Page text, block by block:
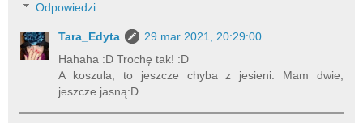
Odpowiedzi
Tara_Edyta
29 mar 2021, 20:29:00
Hahaha :D Trochę tak! :D
A koszula, to jeszcze chyba z jesieni. Mam dwie,
jeszcze jasną:D